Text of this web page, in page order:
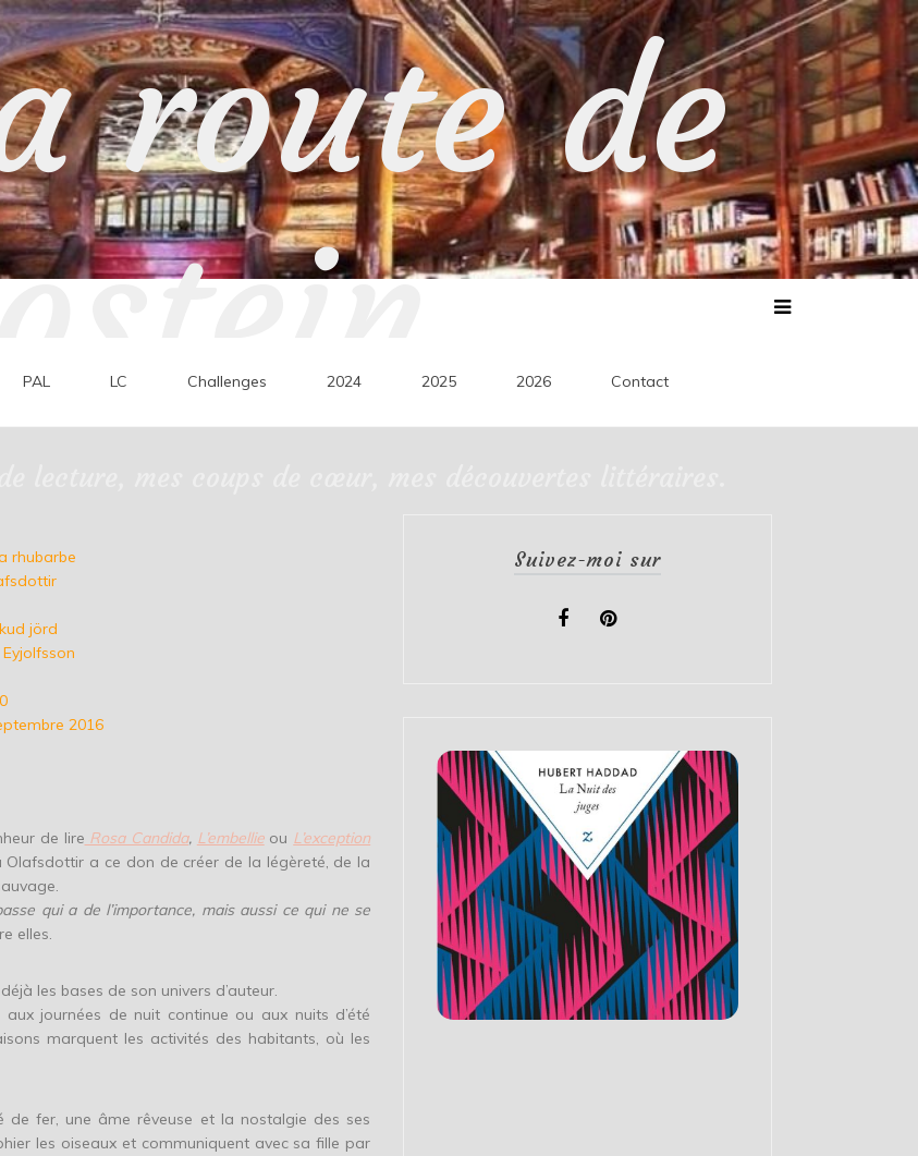
route de
PAL LC Challenges 2024 2025 2026 Contact
rhubarbe
jörd
2016
de lire Rosa Candida, L’embellieou L’exception
Olafsdottir a ce don de créer de la légèreté, de la
qui a de l’importance, mais aussi ce qui ne se
elles.
les bases de son univers d’auteur.
journées de nuit continue ou aux nuits d’été
marquent les activités des habitants, où les
fer, une âme rêveuse et la nostalgie des ses
les oiseaux et communiquent avec sa fille par
Suivez-moi sur